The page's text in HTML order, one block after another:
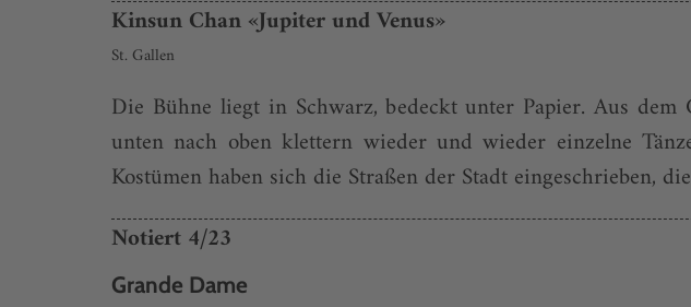
Kinsun Chan «Jupiter und Venus»
St. Gallen
Die Bühne liegt in Schwarz, bedeckt unter Papier. Aus
unten nach oben klettern wieder und wieder einzelne
Kostümen haben sich die Straßen der Stadt eingeschrieben,
Notiert 4/23
Grande Dame